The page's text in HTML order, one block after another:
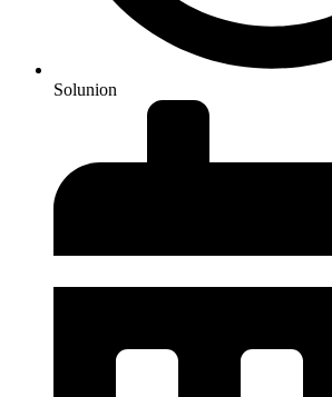
Solunion